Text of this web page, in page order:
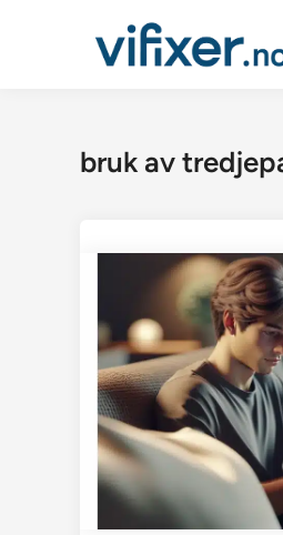
bruk av